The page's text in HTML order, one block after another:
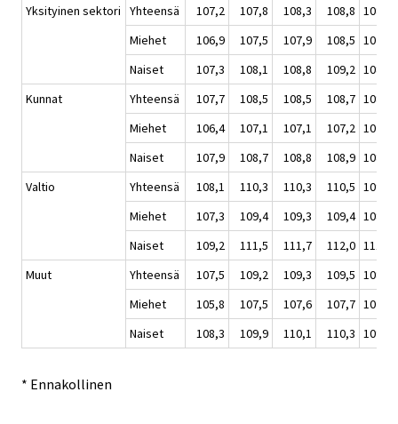
Yksityinen sektori
Yhteensä 107,2 107,8 108,3 108,8 108,0
Miehet
106,9 107,5 107,9 108,5 107,7
Naiset
107,3 108,1 108,8 109,2 108,4
Kunnat
Yhteensä 107,7 108,5 108,5 108,7 108,3
Miehet
106,4 107,1 107,1 107,2 107,0
Naiset
107,9 108,7 108,8 108,9 108,6
Valtio
Yhteensä 108,1 110,3 110,3 110,5 109,8
Miehet
107,3 109,4 109,3 109,4 108,8
Naiset
109,2 111,5 111,7 112,0 111,1
Muut
Yhteensä 107,5 109,2 109,3 109,5 108,9
Miehet
105,8 107,5 107,6 107,7 107,2
Naiset
108,3 109,9 110,1 110,3 109,7
* Ennakollinen